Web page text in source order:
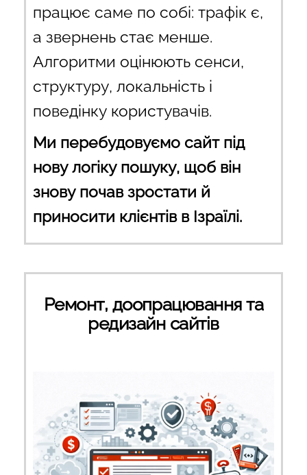
працює саме по собі: трафік є,
а звернень стає менше.
Алгоритми оцінюють сенси,
структуру, локальність і
поведінку користувачів.
Ми перебудовуємо сайт під
нову логіку пошуку, щоб він
знову почав зростати й
приносити клієнтів в Ізраїлі.
Ремонт, доопрацювання та
редизайн сайтів